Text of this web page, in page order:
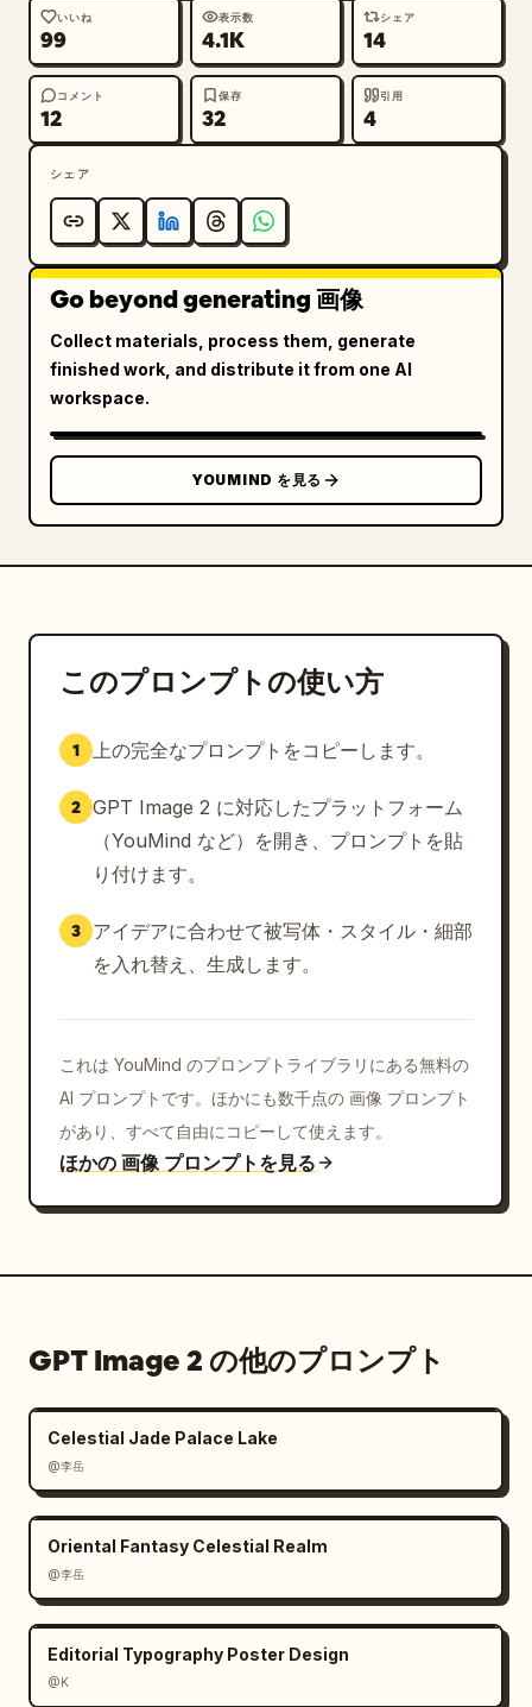
右","count":3,"labels":["正確なオブジェクトと環
境","木製のテーブルの上に置かれたヴィンテージカメ
ラ、セラミックマグ、開かれたイラスト付きの本","現実
世界のオブジェクト、場所、素材を精密にレンダリン
グ。"]},{"title":"7","position":"4 行目
フグリッドキャビンの間取り図","ソーラーパネル","雨
水収集","ロフトベッド","薪ストーブ","コンポストト
イレ","収納","折りたたみ式テーブル＋デスク"]},
{"title":"8","position":"4 行目中
央","count":3,"labels":["一貫性と反復","昼から夜
ン","バリエーションや反復作業を通じて一貫性を維
持。"]},{"title":"クロージングパネ
ル","position":"4 行目右","count":4,"labels":
["アイデアを傑作へ。GPT IMAGE 2 はあなたのビジョン
を形にします。","想像しよう！作成しよう！共有しよ
う！","限界はあなたの想像力だけ！","親指を立てるメ
インキャラクター"]}]},"character":{"role":"親し
ーパネル、上半身、上を指差す","右下クロージングパネ
ル、上半身、親指を立てる"]},"typography":
{"headline":" GPT IMAGE 2
を強調した、黒い縁取
内の巨大で爆発的なコミックタイト
レタリングが施された黄色の長方形ボック
ス","speech_bubbles":"黒い縁取りと大文字のコミッ
クテキストが入った白い吹き出し"},"color_palette":
ラック、ホワイト","accents":"暖かい夕暮れのファン
タジートーン、クールなフォトリアルブルー、セピア色の
オブジェクト研究用ブラウン"},"text":
最も高性能な画像生成モデルです。美しく、実用的で、創
造的な画像をあらゆるニーズに合わせて生成しま
す！","top_right_bubble":"ここではその機能の一部
をご紹介します！","closing_box":"アイデアを傑作
す。","burst_text":"
の視覚的な差別化、高精細、プロフェッショナルなエディ
トリアルポスターとコミックのハイブリッド、透かしな
し"}
いいね
99
表示数
4.1K
シェア
14
コメント
12
保存
32
引用
4
シェア
Go beyond generating 画像
Collect materials, process them, generate
finished work, and distribute it from one AI
workspace.
YOUMIND を見る
このプロンプトの使い方
1 上の完全なプロンプトをコピーします。
2 GPT Image 2 に対応したプラットフォーム
（YouMind など）を開き、プロンプトを貼
り付けます。
3
アイデアに合わせて被写体・スタイル・細部
を入れ替え、生成します。
これは YouMind のプロンプトライブラリにある無料の
AI プロンプトです。ほかにも数千点の 画像 プロンプト
があり、すべて自由にコピーして使えます。
ほかの 画像 プロンプトを見る
GPT Image 2 の他のプロンプト
Celestial Jade Palace Lake
@李岳
Oriental Fantasy Celestial Realm
@李岳
Editorial Typography Poster Design
@K